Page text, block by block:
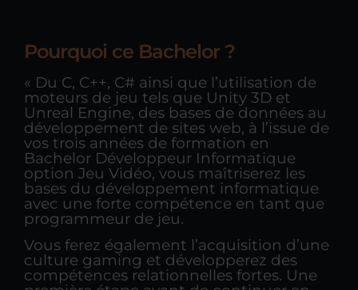
Pourquoi ce Bachelor ?
« Du C, C++, C# ainsi que l’utilisation de
moteurs de jeu tels que Unity 3D et
Unreal Engine, des bases de données au
développement de sites web, à l’issue de
vos trois années de formation en
Bachelor Développeur Informatique
option Jeu Vidéo, vous maîtriserez les
bases du développement informatique
avec une forte compétence en tant que
programmeur de jeu.
Vous ferez également l’acquisition d’une
culture gaming et développerez des
compétences relationnelles fortes. Une